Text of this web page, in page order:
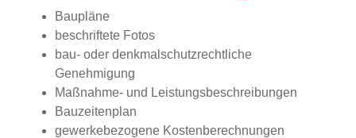
Baupläne
beschriftete Fotos
bau- oder denkmalschutzrechtliche
Genehmigung
Maßnahme- und Leistungsbeschreibungen
Bauzeitenplan
gewerkebezogene Kostenberechnungen